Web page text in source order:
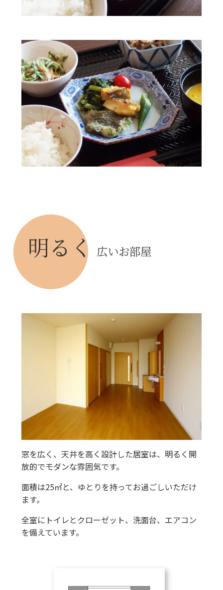
明るく 広いお部屋
窓を広く、天井を高く設計した居室は、明るく開
放的でモダンな雰囲気です。
面積は25㎡と、ゆとりを持ってお過ごしいただけ
ます。
全室にトイレとクローゼット、洗面台、エアコン
を備えています。